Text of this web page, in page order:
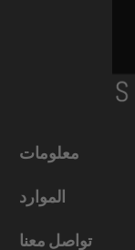
معلومات
الموارد
تواصل معنا